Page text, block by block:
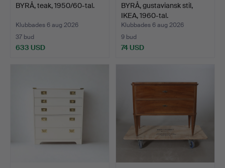
BYRÅ, teak, 1950/60-tal.
Klubbades 6 aug 2026
37 bud
633 USD
BYRÅ, gustaviansk stil,
IKEA, 1960-tal.
Klubbades 6 aug 2026
9 bud
74 USD